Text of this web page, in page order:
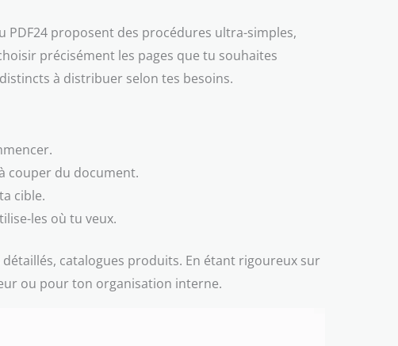
PDF24 proposent des procédures ultra-simples,
précisément les pages que tu souhaites
à distribuer selon tes besoins.
couper du document.
cible.
les où tu veux.
catalogues produits. En étant rigoureux sur
ou pour ton organisation interne.